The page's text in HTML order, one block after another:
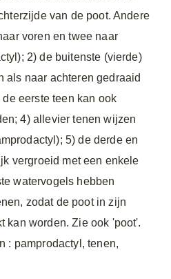
van de poot. Andere
voren en twee naar
2) de buitenste (vierde)
als naar achteren gedraaid
eerste teen kan ook
4) allevier tenen wijzen
5) de derde en
vergroeid met een enkele
watervogels hebben
zodat de poot in zijn
kan worden. Zie ook 'poot'.
: pamprodactyl, tenen,